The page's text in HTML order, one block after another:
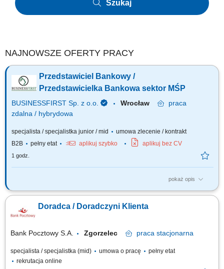
Szukaj
NAJNOWSZE OFERTY PRACY
Przedstawiciel Bankowy /
Przedstawicielka Bankowa sektor MŚP
BUSINESSFIRST Sp. z o.o. Wrocław
praca
zdalna / hybrydowa
specjalista / specjalistka junior / mid
umowa zlecenie / kontrakt
B2B
pełny etat aplikuj szybko aplikuj bez CV
1 godz.
pokaż opis
Opis stanowiska Pozyskiwanie klientów biznesowych oraz sprzedaż
bankowe, faktoring i inne rozwiązania finansowe. Rozwój w kierunku
multidoradcy poprzez poszerzanie oferty produktowej dla klientów
Doradca / Doradczyni Klienta
Bank Pocztowy S.A. Zgorzelec praca stacjonarna
specjalista / specjalistka (mid) umowa o pracę
pełny etat
rekrutacja online